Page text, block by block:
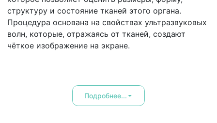
структуру и состояние тканей этого органа.
Процедура основана на свойствах ультразвуковых
волн, которые, отражаясь от тканей, создают
чёткое изображение на экране.
Подробнее...